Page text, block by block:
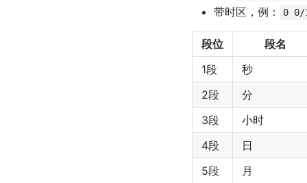
带时区，例： 0
段位
段名
1段
秒
2段
分
3段
小时
4段
日
5段
月